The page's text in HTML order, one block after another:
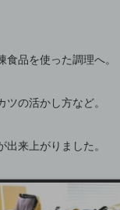
品を使った調理へ。
の活かし方など。
来上がりました。